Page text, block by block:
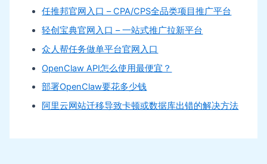
任推邦官网入口 – CPA/CPS全品类项目推广平台
轻创宝典官网入口 – 一站式推广拉新平台
众人帮任务做单平台官网入口
OpenClaw API怎么使用最便宜？
部署OpenClaw要花多少钱
阿里云网站迁移导致卡顿或数据库出错的解决方法